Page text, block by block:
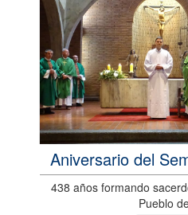
Aniversario del
438 años formando
Pueblo